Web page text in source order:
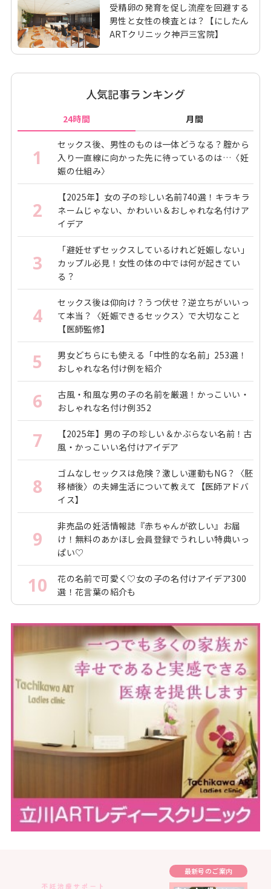
受精卵の発育を促し流産を回避する
男性と女性の検査とは？【にしたん
ARTクリニック神戸三宮院】
人気記事ランキング
24時間 月間
1
セックス後、男性のものは一体どうなる？腟から
入り一直線に向かった先に待っているのは…〈妊
娠の仕組み〉
2
【2025年】女の子の珍しい名前740選！キラキラ
ネームじゃない、かわいい＆おしゃれな名付けア
イデア
3
「避妊せずセックスしているけれど妊娠しない」
カップル必見！女性の体の中では何が起きてい
る？
4
セックス後は仰向け？うつ伏せ？逆立ちがいいっ
て本当？〈妊娠できるセックス〉で大切なこと
【医師監修】
5
男女どちらにも使える「中性的な名前」253選！
おしゃれな名付け例を紹介
6
古風・和風な男の子の名前を厳選！かっこいい・
おしゃれな名付け例352
7
【2025年】男の子の珍しい＆かぶらない名前！古
風・かっこいい名付けアイデア
8
ゴムなしセックスは危険？激しい運動もNG？〈胚
移植後〉の夫婦生活について教えて【医師アドバ
イス】
9
非売品の妊活情報誌『赤ちゃんが欲しい』お届
け！無料のあかほし会員登録でうれしい特典いっ
ぱい♡
10
花の名前で可愛く♡女の子の名付けアイデア300
選！花言葉の紹介も
最新号のご案内